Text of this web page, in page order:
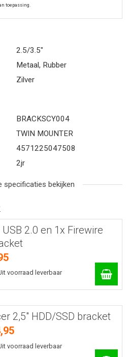
toepassing.
2.5/3.5"
Metaal, Rubber
Zilver
BRACKSCY004
TWIN MOUNTER
4571225047508
2jr
specificaties bekijken
USB 2.0 en 1x Firewire
voorraad leverbaar
2,5" HDD/SSD bracket
voorraad leverbaar